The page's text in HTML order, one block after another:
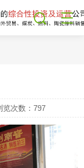
览次数：797